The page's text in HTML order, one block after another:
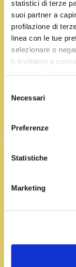
statistici di terze
suoi partner a
profilazione di
linea con le tue
selezionare o
ti invitiamo a
delNecessari
Preferenze
Statistiche
Marketing
alla
Per un aperitivo
di sapori che
Vai alla ricetta